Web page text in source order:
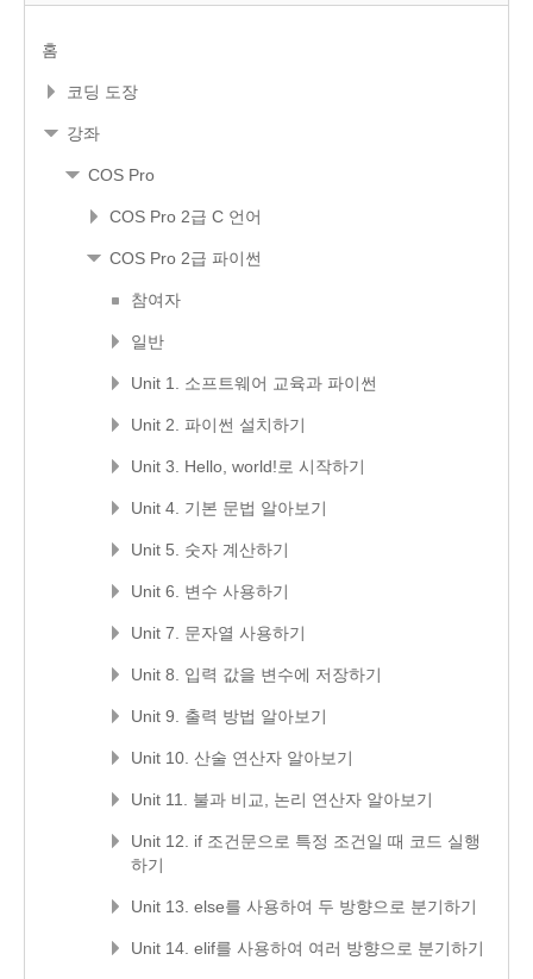
홈
코딩 도장
강좌
COS Pro
COS Pro 2급 C 언어
COS Pro 2급 파이썬
참여자
일반
Unit 1. 소프트웨어 교육과 파이썬
Unit 2. 파이썬 설치하기
Unit 3. Hello, world!로 시작하기
Unit 4. 기본 문법 알아보기
Unit 5. 숫자 계산하기
Unit 6. 변수 사용하기
Unit 7. 문자열 사용하기
Unit 8. 입력 값을 변수에 저장하기
Unit 9. 출력 방법 알아보기
Unit 10. 산술 연산자 알아보기
Unit 11. 불과 비교, 논리 연산자 알아보기
Unit 12. if 조건문으로 특정 조건일 때 코드 실행
하기
Unit 13. else를 사용하여 두 방향으로 분기하기
Unit 14. elif를 사용하여 여러 방향으로 분기하기